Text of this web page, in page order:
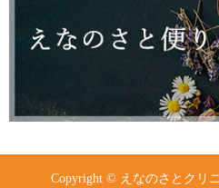
Copyright © えなのさとクリ